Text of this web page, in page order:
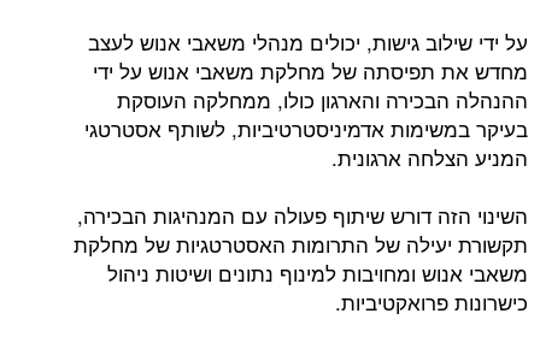
על ידי שילוב גישות, יכולים מנהלי משאבי אנוש לעצב
מחדש את תפיסתה של מחלקת משאבי אנוש על ידי
ההנהלה הבכירה והארגון כולו, ממחלקה העוסקת
בעיקר במשימות אדמיניסטרטיביות, לשותף אסטרטגי
המניע הצלחה ארגונית.
השינוי הזה דורש שיתוף פעולה עם המנהיגות הבכירה,
תקשורת יעילה של התרומות האסטרטגיות של מחלקת
משאבי אנוש ומחויבות למינוף נתונים ושיטות ניהול
כישרונות פרואקטיביות.